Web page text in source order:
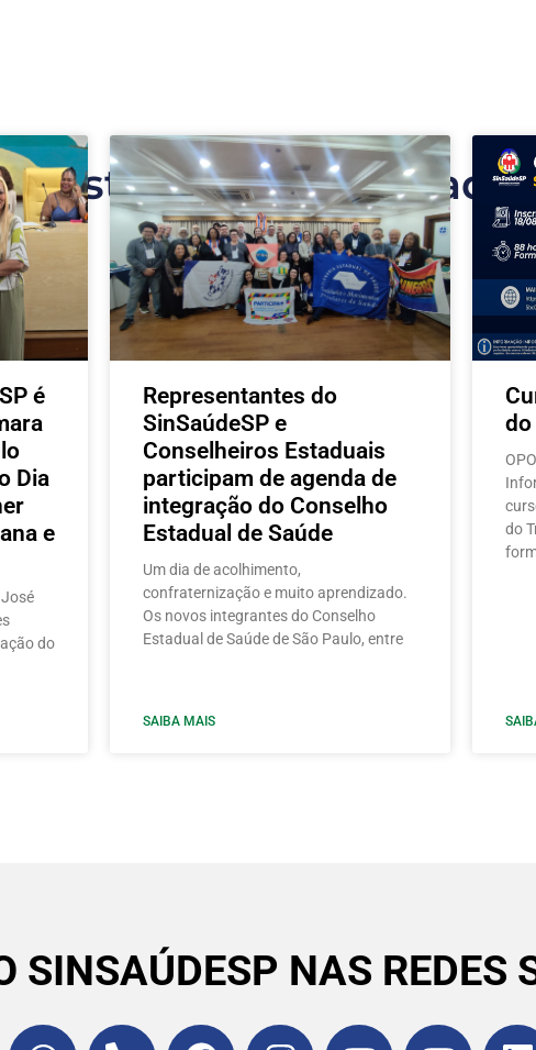
Postagens relacionadas
é
Dia
e
do
Representantes do
SinSaúdeSP e
Conselheiros Estaduais
participam de agenda de
integração do Conselho
Estadual de Saúde
Um dia de acolhimento,
confraternização e muito aprendizado.
Os novos integrantes do Conselho
Estadual de Saúde de São Paulo, entre
SAIBA MAIS
do
do
SINSAÚDESP NAS REDES